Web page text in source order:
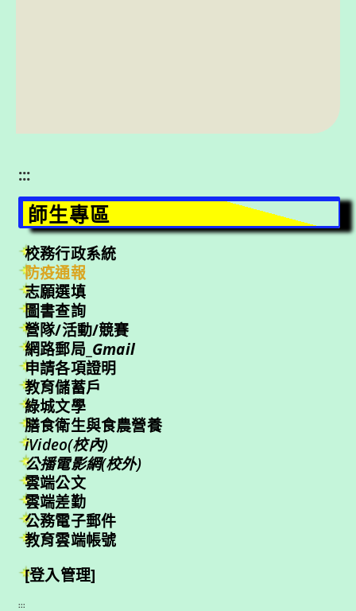
:::
師生專區
校務行政系統
防疫通報
志願選填
圖書查詢
營隊/活動/競賽
網路郵局_ Gmail
申請各項證明
教育儲蓄戶
綠城文學
膳食衛生與食農營養
iVideo(校內)
公播電影網(校外)
雲端公文
雲端差勤
公務電子郵件
教育雲端帳號
[登入管理]
:::